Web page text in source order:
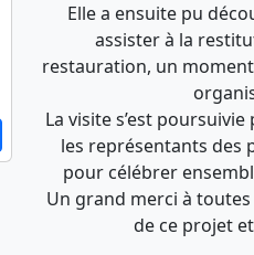
Elle a ensuite pu
assister à la
restauration, un
La visite s’est
les représentants des
pour célébrer
Un grand merci à
de ce projet